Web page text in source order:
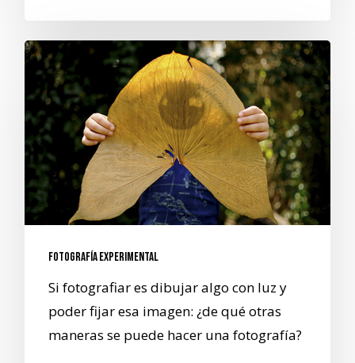
Fotografía experimental
Si fotografiar es dibujar algo con luz y
poder fijar esa imagen: ¿de qué otras
maneras se puede hacer una fotografía?